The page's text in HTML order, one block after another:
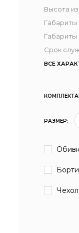
Высота
Габариты
Срок
ВСЕ
РАЗМЕР: